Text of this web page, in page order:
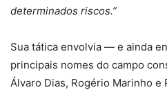
determinados riscos.”
Sua tática envolvia — e ainda
principais nomes do campo
Álvaro Dias, Rogério Marinho e